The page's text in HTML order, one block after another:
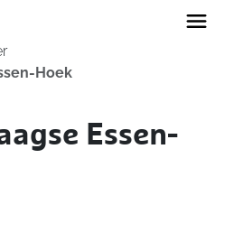
Hoek
Essen-